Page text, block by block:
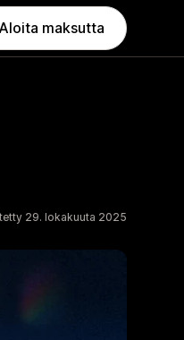
Aloita maksutta
29. lokakuuta 2025